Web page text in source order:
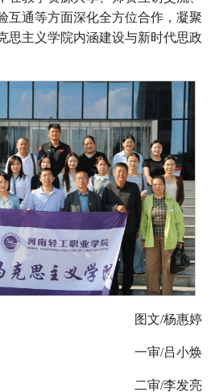
互通等方面深化全方位合作，凝聚
思主义学院内涵建设与新时代思政
图文/杨惠婷
一审/吕小焕
二审/李发亮